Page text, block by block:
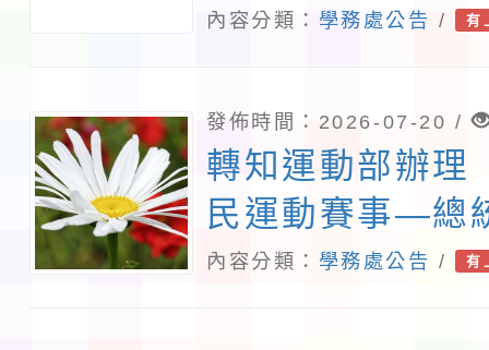
「2026高雄國
影戲創作比賽暨
實施計畫各1份
報名
內容分類： 學務處公告 / 有
發佈時間：2026-07-20 /
轉知運動部辦理
民運動賽事—總
賽」賽事資訊，
內容分類： 學務處公告 / 有